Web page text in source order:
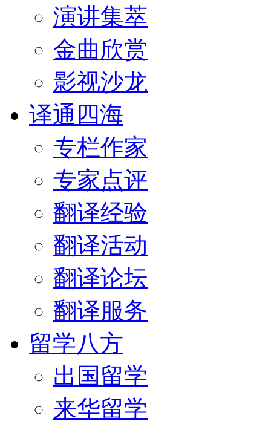
演讲集萃
金曲欣赏
影视沙龙
译通四海
专栏作家
专家点评
翻译经验
翻译活动
翻译论坛
翻译服务
留学八方
出国留学
来华留学